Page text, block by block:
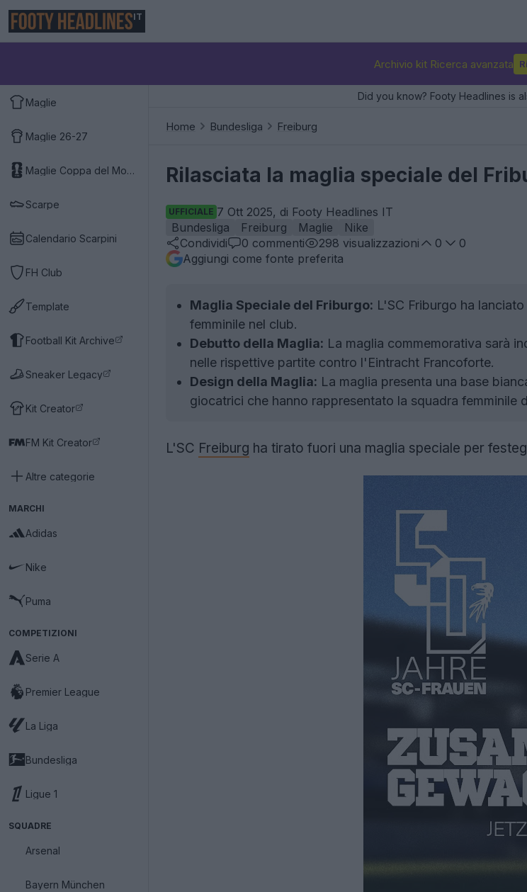
IT
Archivio kit Ricerca avanzata
Maglie
Maglie 26-27
Maglie Coppa del Mondo 2026
Scarpe
Calendario Scarpini
FH Club
Template
Football Kit Archive
Sneaker Legacy
Kit Creator
FM Kit Creator
Altre categorie
MARCHI
Adidas
Nike
Puma
COMPETIZIONI
Serie A
Premier League
La Liga
Bundesliga
Ligue 1
SQUADRE
Arsenal
Bayern München
Did you know? Footy Headlines is
Home Bundesliga Freiburg
Rilasciata la maglia speciale del
UFFICIALE 7 Ott 2025, di Footy Headlines IT
Bundesliga
Freiburg Maglie
Nike
Condividi
0 commenti 298 visualizzazioni 0
0
Aggiungi come fonte preferita
Maglia Speciale del Friburgo: L'SC Friburgo ha
femminile nel club.
Debutto della Maglia: La maglia commemorativa sarà
nelle rispettive partite contro l'Eintracht Francoforte.
Design della Maglia: La maglia presenta una base
giocatrici che hanno rappresentato la squadra femminile
L'SC Freiburg ha tirato fuori una maglia speciale per